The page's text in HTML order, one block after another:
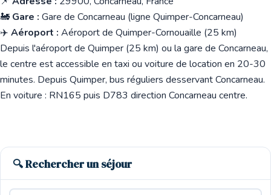
🚂 Gare : Gare de Concarneau (ligne Quimper-Concarneau)
✈️ Aéroport : Aéroport de Quimper-Cornouaille (25 km)
Depuis l'aéroport de Quimper (25 km) ou la gare de Concarneau,
le centre est accessible en taxi ou voiture de location en 20-30
minutes. Depuis Quimper, bus réguliers desservant Concarneau.
En voiture : RN165 puis D783 direction Concarneau centre.
🔍 Rechercher un séjour